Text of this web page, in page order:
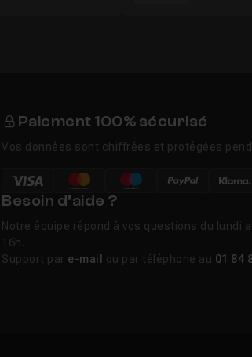
Paiement 100% sécurisé
Vos données sont chiffrées et protégées
Besoin d’aide ?
Notre équipe répond à vos questions du lundi
16h.
Support par e-mail ou par téléphone au 01 84